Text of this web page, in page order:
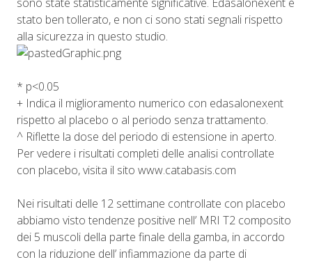
stato ben tollerato, e non ci sono stati segnali rispetto
alla sicurezza in questo studio.
* p<0.05
+ Indica il miglioramento numerico con edasalonexent
rispetto al placebo o al periodo senza trattamento.
^ Riflette la dose del periodo di estensione in aperto.
Per vedere i risultati completi delle analisi controllate
con placebo, visita il sito www.catabasis.com
Nei risultati delle 12 settimane controllate con placebo
abbiamo visto tendenze positive nell’ MRI T2 composito
dei 5 muscoli della parte finale della gamba, in accordo
con la riduzione dell’ infiammazione da parte di